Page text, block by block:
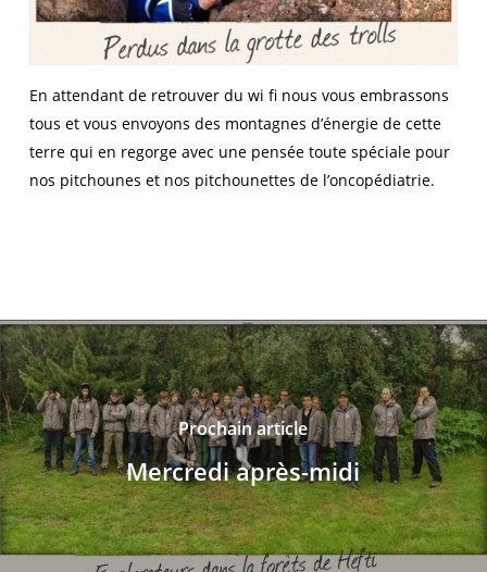
En attendant de retrouver du wi fi nous vous embrassons
tous et vous envoyons des montagnes d’énergie de cette
terre qui en regorge avec une pensée toute spéciale pour
nos pitchounes et nos pitchounettes de l’oncopédiatrie.
Prochain article
Mercredi après-midi